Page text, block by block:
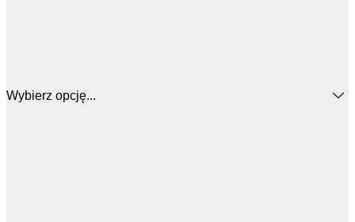
Wybierz opcję...